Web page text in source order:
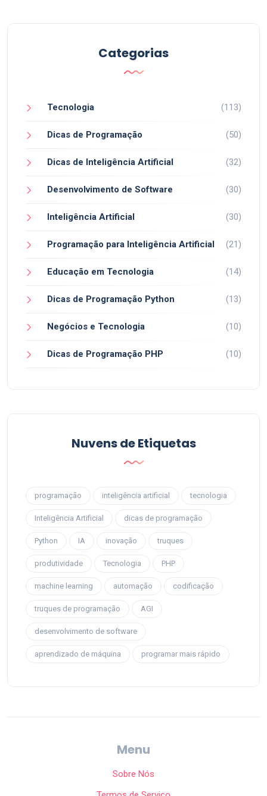
Categorias
Tecnologia (113)
Dicas de Programação (50)
Dicas de Inteligência Artificial (32)
Desenvolvimento de Software (30)
Inteligência Artificial (30)
Programação para Inteligência Artificial (21)
Educação em Tecnologia (14)
Dicas de Programação Python (13)
Negócios e Tecnologia (10)
Dicas de Programação PHP (10)
Nuvens de Etiquetas
programação inteligência artificial tecnologia
Inteligência Artificial dicas de programação
Python IA inovação truques
produtividade Tecnologia PHP
machine learning automação codificação
truques de programação AGI
desenvolvimento de software
aprendizado de máquina programar mais rápido
Menu
Sobre Nós